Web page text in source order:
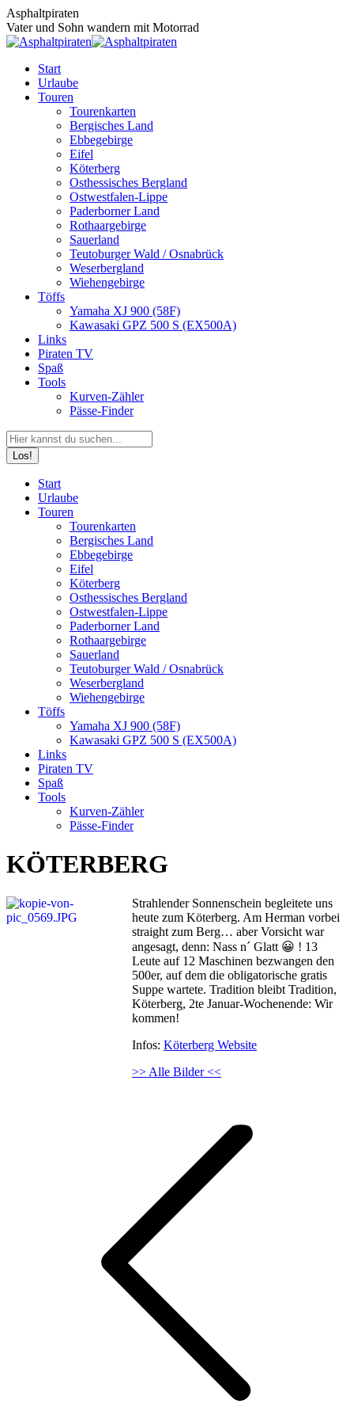
Zum
Inhalt
springen
Asphaltpiraten
Vater und Sohn wandern mit Motorrad
Start
Urlaube
Touren
Tourenkarten
Bergisches Land
Ebbegebirge
Eifel
Köterberg
Osthessisches Bergland
Ostwestfalen-Lippe
Paderborner Land
Rothaargebirge
Sauerland
Teutoburger Wald / Osnabrück
Weserbergland
Wiehengebirge
Töffs
Yamaha XJ 900 (58F)
Kawasaki GPZ 500 S (EX500A)
Links
Piraten TV
Spaß
Tools
Kurven-Zähler
Pässe-Finder
Search:
page
opens
page
opens
page
opens
Start
Urlaube
Touren
Tourenkarten
Bergisches Land
Ebbegebirge
Eifel
Köterberg
Osthessisches Bergland
Ostwestfalen-Lippe
Paderborner Land
Rothaargebirge
Sauerland
Teutoburger Wald / Osnabrück
Weserbergland
Wiehengebirge
Töffs
Yamaha XJ 900 (58F)
Kawasaki GPZ 500 S (EX500A)
Links
Piraten TV
Spaß
Tools
Kurven-Zähler
Pässe-Finder
KÖTERBERG
Strahlender Sonnenschein begleitete uns
heute zum Köterberg. Am Herman vorbei
straight zum Berg… aber Vorsicht war
angesagt, denn: Nass n´ Glatt 😀 ! 13
Leute auf 12 Maschinen bezwangen den
500er, auf dem die obligatorische gratis
Suppe wartete. Tradition bleibt Tradition,
Köterberg, 2te Januar-Wochenende: Wir
kommen!
Infos: Köterberg Website
>> Alle Bilder <<